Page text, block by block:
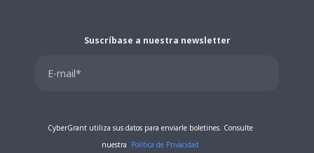
Suscríbase a nuestra newsletter
CyberGrant utiliza sus datos para enviarle boletines. Consulte
nuestra Política de Privacidad